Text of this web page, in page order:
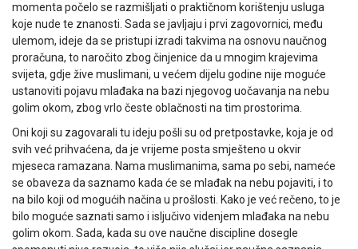
momenta počelo se razmišljati o praktičnom korištenju usluga
koje nude te znanosti. Sada se javljaju i prvi zagovornici, među
ulemom, ideje da se pristupi izradi takvima na osnovu naučnog
proračuna, to naročito zbog činjenice da u mnogim krajevima
svijeta, gdje žive muslimani, u većem dijelu godine nije moguće
ustanoviti pojavu mlađaka na bazi njegovog uočavanja na nebu
golim okom, zbog vrlo česte oblačnosti na tim prostorima.
Oni koji su zagovarali tu ideju pošli su od pretpostavke, koja je od
svih već prihvaćena, da je vrijeme posta smješteno u okvir
mjeseca ramazana. Nama muslimanima, sama po sebi, nameće
se obaveza da saznamo kada će se mlađak na nebu pojaviti, i to
na bilo koji od mogućih načina u prošlosti. Kako je već rečeno, to je
bilo moguće saznati samo i isljučivo videnjem mlađaka na nebu
golim okom. Sada, kada su ove naučne discipline dosegle